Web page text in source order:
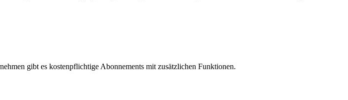
gibt es kostenpflichtige Abonnements mit zusätzlichen Funktionen.